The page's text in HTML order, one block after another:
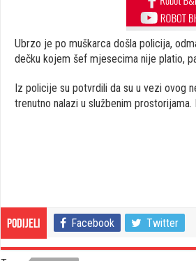
Ubrzo je po muškarca došla policija,
dečku kojem šef mjesecima nije platio,
Iz policije su potvrdili da su u vezi ovog
trenutno nalazi u službenim
Podijeli Facebook Twitter